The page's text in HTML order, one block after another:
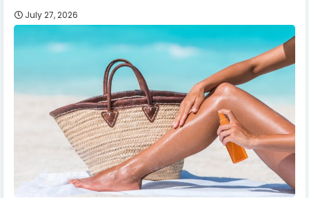
July 27, 2026